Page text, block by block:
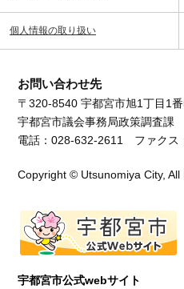
個人情報の取り扱い
お問い合わせ先
〒320-8540 宇都宮市旭1丁目1
宇都宮市議会事務局政策調査課
電話：028-632-2611 ファクス
Copyright © Utsunomiya City, All
宇都宮市公式webサイト